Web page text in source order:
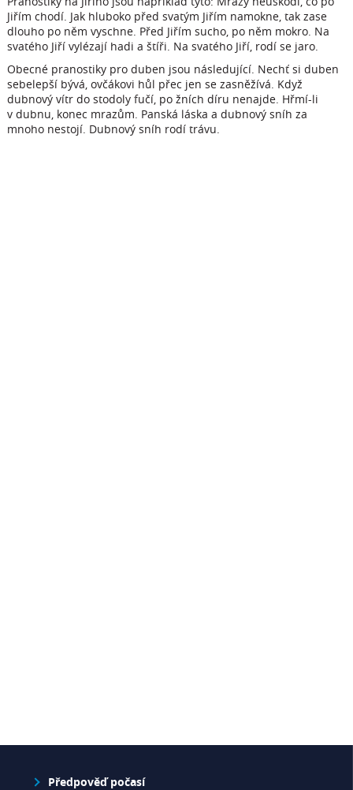
Jiřím chodí. Jak hluboko před svatým Jiřím namokne, tak zase
dlouho po něm vyschne. Před Jiřím sucho, po něm mokro. Na
svatého Jiří vylézají hadi a štíři. Na svatého Jiří, rodí se jaro.
Obecné pranostiky pro duben jsou následující. Nechť si duben
sebelepší bývá, ovčákovi hůl přec jen se zasněžívá. Když
dubnový vítr do stodoly fučí, po žních díru nenajde. Hřmí-li
v dubnu, konec mrazům. Panská láska a dubnový sníh za
mnoho nestojí. Dubnový sníh rodí trávu.
Předpověď počasí